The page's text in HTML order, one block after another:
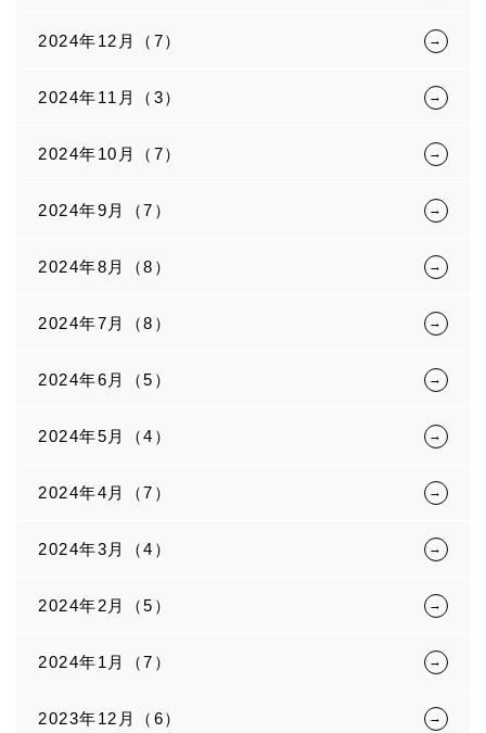
2024年12月（7）
2024年11月（3）
2024年10月（7）
2024年9月（7）
2024年8月（8）
2024年7月（8）
2024年6月（5）
2024年5月（4）
2024年4月（7）
2024年3月（4）
2024年2月（5）
2024年1月（7）
2023年12月（6）